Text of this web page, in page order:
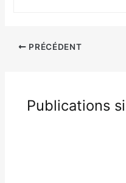
PRÉCÉDENT
Publications